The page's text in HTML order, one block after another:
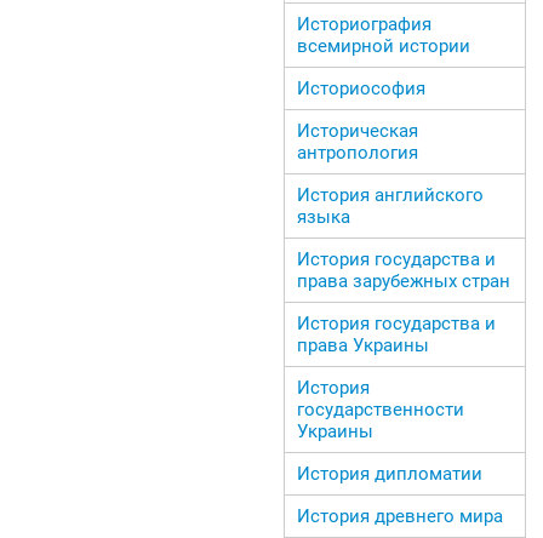
Историография
всемирной истории
Историософия
Историческая
антропология
История английского
языка
История государства и
права зарубежных стран
История государства и
права Украины
История
государственности
Украины
История дипломатии
История древнего мира